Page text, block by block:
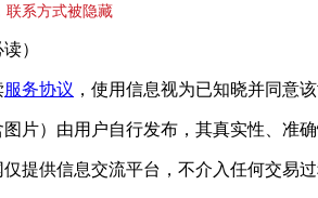
联系方式被隐藏
）
服务协议 ，使用信息视为已知晓并同意
片）由用户自行发布，其真实性、准
提供信息交流平台，不介入任何交易